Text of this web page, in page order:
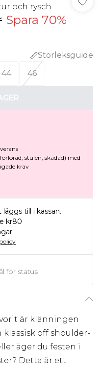
och rysch
Spara 70%
Storleksguide
44 46
stulen, skadad) med
krav
till i kassan.
kr80
för status
är klänningen
klassisk off shoulder-
äger du festen i
Detta är ett